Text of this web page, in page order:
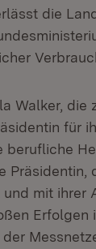
die
Walker,
für
berufliche
mit ihrer